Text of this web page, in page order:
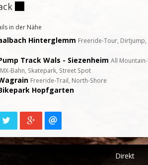
in der Nähe
Hinterglemm Freeride-Tour,
Track Wals - Siezenheim All
Bahn, Skatepark, Street Spot
Freeride-Trail, North-Shore
Hopfgarten
Direkt